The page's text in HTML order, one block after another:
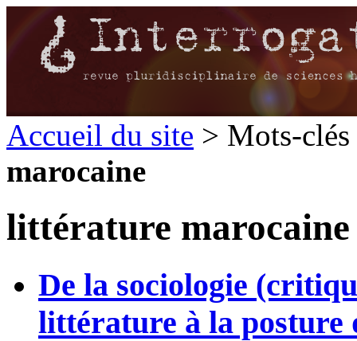
Accueil du site > Mots-
marocaine
littérature marocaine
De la sociologie
littérature à la posture